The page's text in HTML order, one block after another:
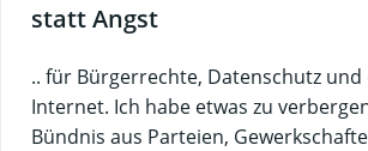
statt Angst
.. für Bürgerrechte, Datenschutz und
Internet. Ich habe etwas zu
Bündnis aus Parteien,